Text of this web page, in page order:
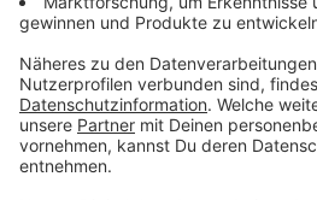
durchschnittliche
Anzeige
Städte beliebter als Natur